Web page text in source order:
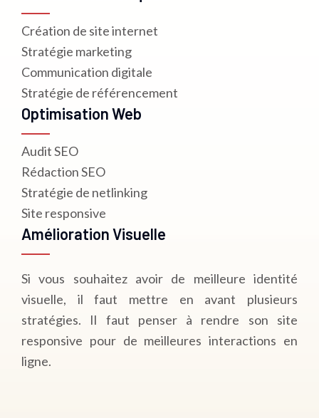
Création de site internet
Stratégie marketing
Communication digitale
Stratégie de référencement
Optimisation Web
Audit SEO
Rédaction SEO
Stratégie de netlinking
Site responsive
Amélioration Visuelle
Si vous souhaitez avoir de meilleure identité
visuelle, il faut mettre en avant plusieurs
stratégies. Il faut penser à rendre son site
responsive pour de meilleures interactions en
ligne.